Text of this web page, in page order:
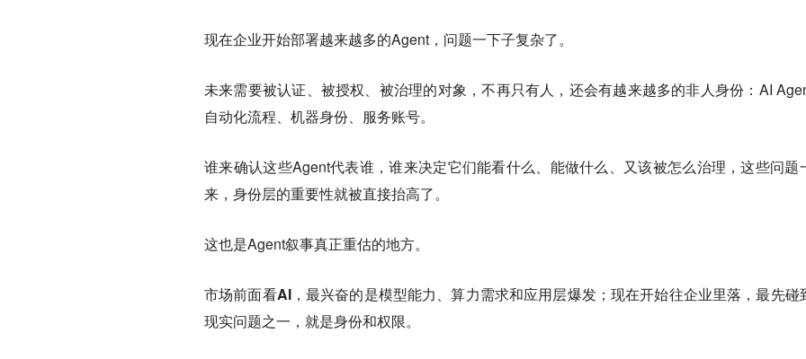
现在企业开始部署越来越多的Agent，问题一下子复杂了。
未来需要被认证、被授权、被治理的对象，不再只有人，还会有越来越多的非人身份：AI
自动化流程、机器身份、服务账号。
谁来确认这些Agent代表谁，谁来决定它们能看什么、能做什么、又该被怎么治理，这些问题
来，身份层的重要性就被直接抬高了。
这也是Agent叙事真正重估的地方。
市场前面看AI，最兴奋的是模型能力、算力需求和应用层爆发；现在开始往企业里落，最先碰
现实问题之一，就是身份和权限。